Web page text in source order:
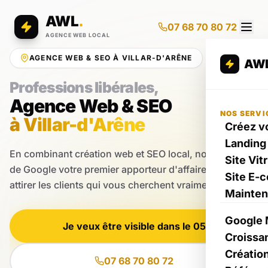
AWL.
AGENCE WEB LOCAL
07 68 70 80 72
NOS
Créez
Site
Site E-
Google
AGENCE WEB & SEO À VILLAR-D'ARÊNE
Professions libérales,
Agence Web & SEO
à Villar-d'Arêne
En combinant création web et SEO local, nous faisons
de Google votre premier apporteur d'affaires pour
attirer les clients qui vous cherchent vraiment.
Je veux être visible dans le 05
07 68 70 80 72